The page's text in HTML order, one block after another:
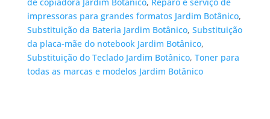
impressoras para grandes formatos Jardim Botânico,
Substituição da Bateria Jardim Botânico, Substituição
da placa-mãe do notebook Jardim Botânico,
Substituição do Teclado Jardim Botânico, Toner para
todas as marcas e modelos Jardim Botânico